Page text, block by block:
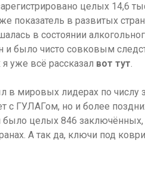
целых 14,6
показатель в развитых
в состоянии
и было чисто совковым
уже всё рассказал вот тут.
в мировых лидерах по числу
с ГУЛАГом, но и более
было целых 846 заключённых,
А так да, ключи под